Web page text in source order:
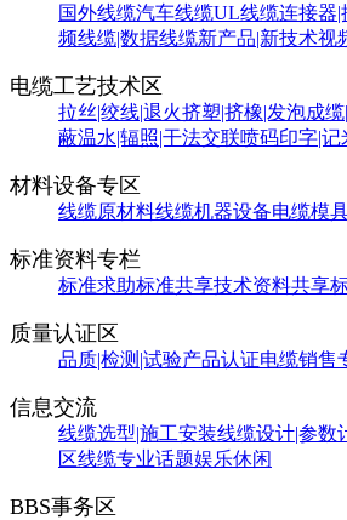
国外线缆汽车线缆UL线缆连接器|
频线缆|数据线缆新产品|新技术视
电缆工艺技术区
拉丝|绞线|退火挤塑|挤橡|发泡成
蔽温水|辐照|干法交联喷码印字|记
材料设备专区
线缆原材料线缆机器设备电缆模
标准资料专栏
标准求助标准共享技术资料共享
质量认证区
品质|检测|试验产品认证电缆销售
信息交流
线缆选型|施工安装线缆设计|参数
区线缆专业话题娱乐休闲
BBS事务区